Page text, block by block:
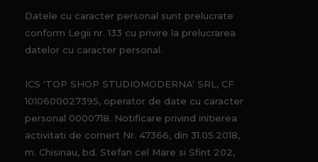
Datele cu caracter personal sunt prelucrate
conform Legii nr. 133 cu privire la prelucrarea
datelor cu caracter personal.
ICS 'TOP SHOP STUDIOMODERNA' SRL, CF
1010600027395, operator de date cu caracter
personal 0000718. Notificare privind initierea
activitati de comert Nr. 47366, din 31.05.2018,
m. Chisinau, bd. Stefan cel Mare si Sfint 202,